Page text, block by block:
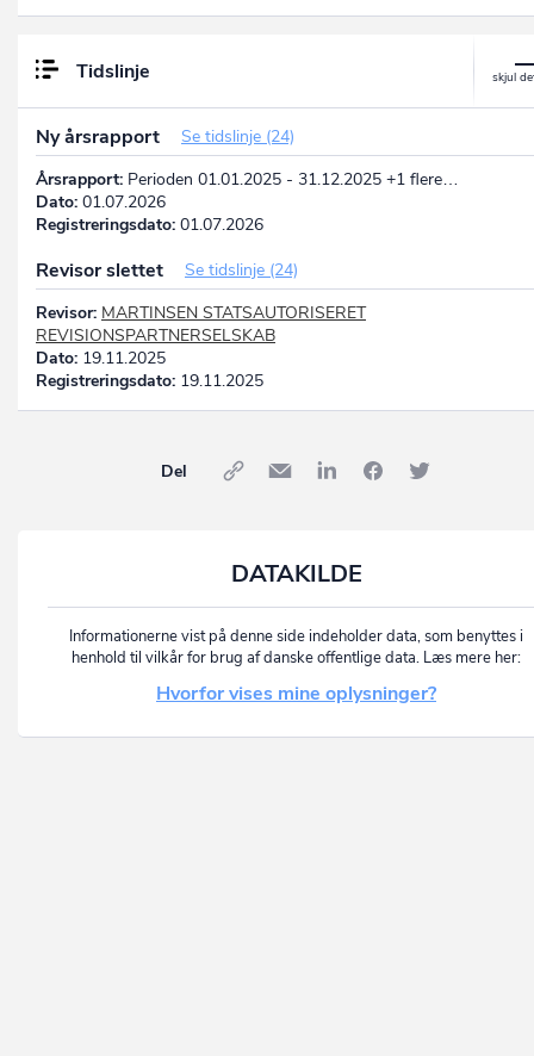
Tidslinje
Ny årsrapport
Se tidslinje (24)
Årsrapport: Perioden 01.01.2025 - 31.12.2025 +1 flere…
Dato: 01.07.2026
Registreringsdato: 01.07.2026
Revisor slettet
Se tidslinje (24)
Revisor: MARTINSEN STATSAUTORISERET
REVISIONSPARTNERSELSKAB
Dato: 19.11.2025
Registreringsdato: 19.11.2025
Del
DATAKILDE
Informationerne vist på denne side indeholder data, som benyttes i
henhold til vilkår for brug af danske offentlige data. Læs mere her:
Hvorfor vises mine oplysninger?